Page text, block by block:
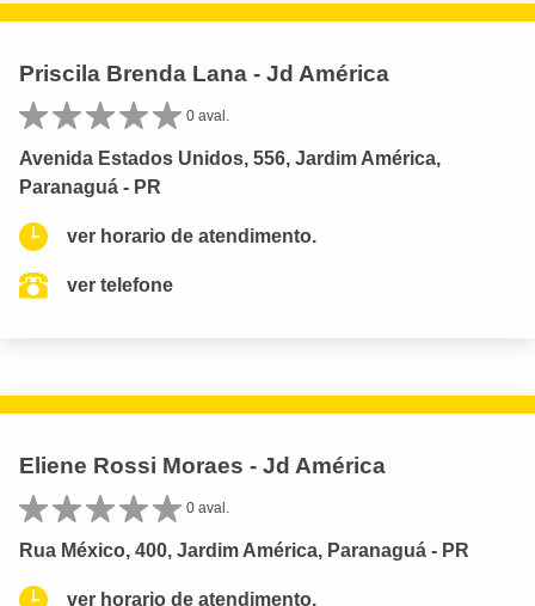
Priscila Brenda Lana - Jd América
0 aval.
Avenida Estados Unidos, 556, Jardim América,
Paranaguá - PR
ver horario de atendimento.
ver telefone
Eliene Rossi Moraes - Jd América
0 aval.
Rua México, 400, Jardim América, Paranaguá - PR
ver horario de atendimento.